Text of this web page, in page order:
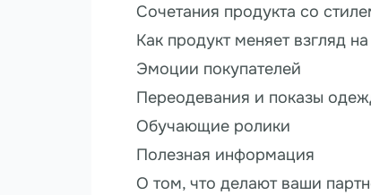
Сочетания продукта со
Как продукт меняет взгляд
Эмоции покупателей
Переодевания и показы
Обучающие ролики
Полезная информация
О том, что делают ваши